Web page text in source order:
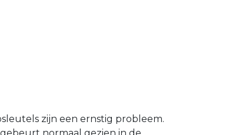
zijn een ernstig probleem.